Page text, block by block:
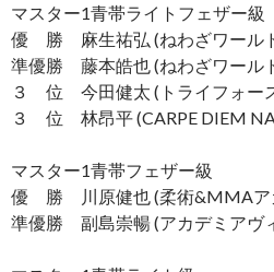
マスター1青帯ライトフェザー級
優 勝 麻生祐弘 (ねわざワール
準優勝 藤本皓也 (ねわざワール
３ 位 今田健太 (トライフォー
３ 位 林昂平 (CARPE DIEM
マスター1青帯フェザー級
優 勝 川原健也 (柔術&MMAア
準優勝 副島崇暢 (アカデミアヴ